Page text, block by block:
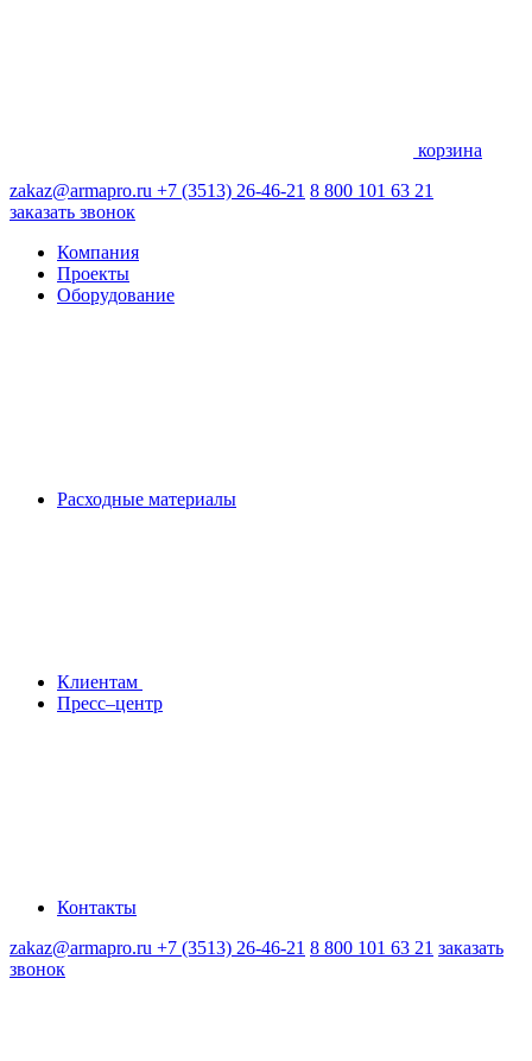
корзина
zakaz@armapro.ru +7 (3513) 26-46-21 8 800 101 63 21
заказать звонок
Компания
Проекты
Оборудование
Расходные материалы
Клиентам
Пресс–центр
Контакты
zakaz@armapro.ru +7 (3513) 26-46-21 8 800 101 63 21 заказать
звонок